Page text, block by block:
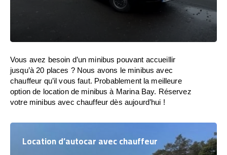
Vous avez besoin d’un minibus pouvant accueillir
jusqu’à 20 places ? Nous avons le minibus avec
chauffeur qu’il vous faut. Probablement la meilleure
option de location de minibus à Marina Bay. Réservez
votre minibus avec chauffeur dès aujourd’hui !
Location d’autocar avec chauffeur